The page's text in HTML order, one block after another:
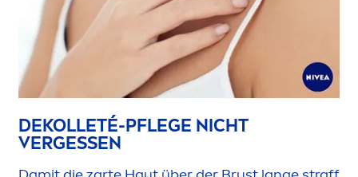
DEKOLLETÉ-PFLEGE NICHT
VERGESSEN